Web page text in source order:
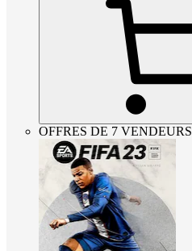
OFFRES DE 7 VENDEURS